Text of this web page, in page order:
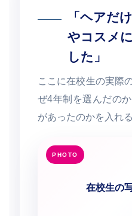
「ヘアだ
やコスメ
した」
ここに在校生の実際
ぜ4年制を選んだの
があったのかを入れ
在校生の